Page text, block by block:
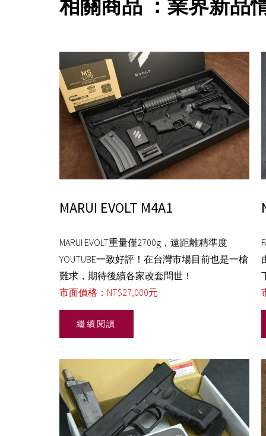
相關商品 ：業界新品
MARUI EVOLT M4A1
MARUI EVOLT重量僅2700g，遠距離精準度
YOUTUBE一致好評！在台灣市場目前也是一槍
難求，期待後續各家改套問世！
市面價格：NT$27,000元
繼續閱讀